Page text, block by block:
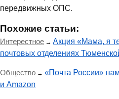
передвижных ОПС.
Похожие статьи:
Интерестное → Акция «Мама, я
почтовых отделениях
Общество → «Почта России»
и Amazon